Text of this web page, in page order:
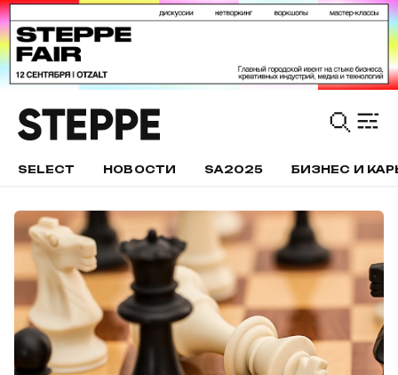
SELECT НОВОСТИ SA2025 БИЗНЕС И